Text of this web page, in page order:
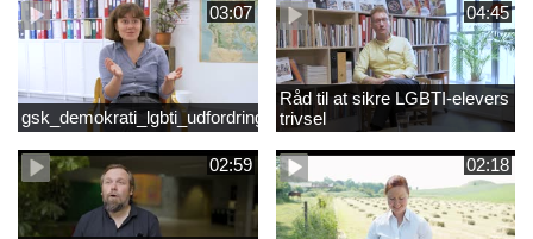
03:07
gsk_demokrati_lgbti_udfordringer
04:45
Råd til at sikre LGBTI-elevers
trivsel
02:59 02:18